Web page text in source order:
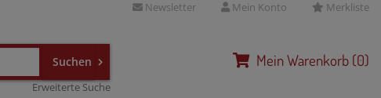
Newsletter Mein Konto Merkliste
Erweiterte Suche
MeinWarenkorb (0)